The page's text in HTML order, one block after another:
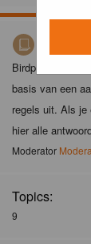
Birdpix
Birdpix is niet
basis van een
regels uit. Als je
hier alle
Moderator
Topics:
9